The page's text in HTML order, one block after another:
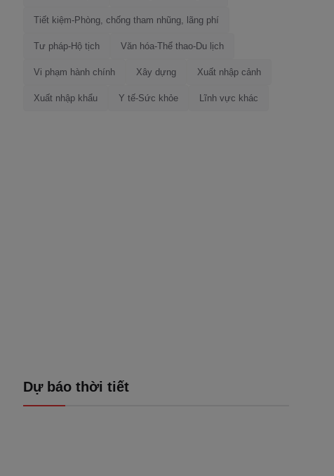
Tiết kiệm-Phòng, chống tham nhũng, lãng phí
Tư pháp-Hộ tịch Văn hóa-Thể thao-Du lịch
Vi phạm hành chính Xây dựng Xuất nhập cảnh
Xuất nhập khẩu Y tế-Sức khỏe Lĩnh vực khác
Dự báo thời tiết